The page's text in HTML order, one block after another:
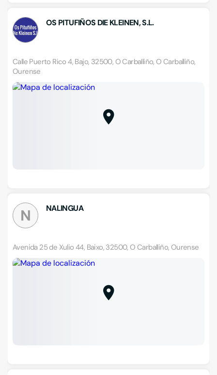
OS PITUFIÑOS DIE KLEINEN, S.L.
Calle Puerto Rico 4, Bajo, 32500, O Carballiño, O Carballiño,
Ourense
N NALINGUA
Avenida 25 de Xulio 44, Baixo, 32500, O Carballiño, Ourense